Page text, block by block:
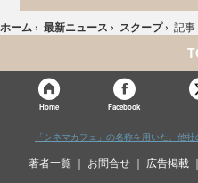
ホーム › 最新ニュース › スクープ › 記事
Home Facebook
「シネマカフェ」の名称を用いた、他
著者一覧 お問合せ 広告掲載